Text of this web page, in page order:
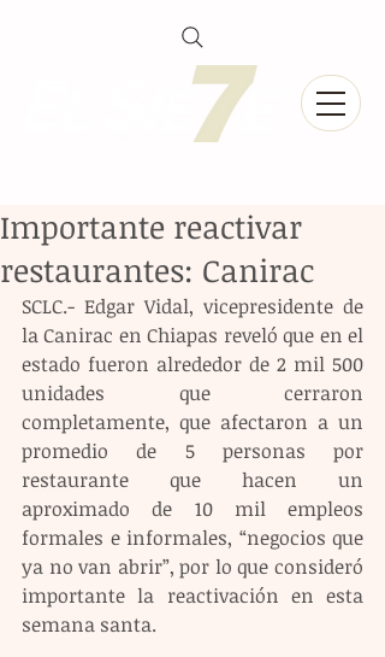
Importante reactivar
restaurantes: Canirac
SCLC.- Edgar Vidal, vicepresidente de
la Canirac en Chiapas reveló que en el
estado fueron alrededor de 2 mil 500
unidades que cerraron
completamente, que afectaron a un
promedio de 5 personas por
restaurante que hacen un
aproximado de 10 mil empleos
formales e informales, “negocios que
ya no van abrir”, por lo que consideró
importante la reactivación en esta
semana santa.